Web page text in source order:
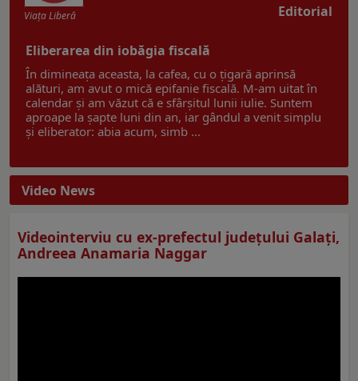
Editorial
Viaţa Liberă
Eliberarea din iobăgia fiscală
În dimineața aceasta, la cafea, cu o țigară aprinsă
alături, am avut o mică epifanie fiscală. M-am uitat în
calendar și am văzut că e sfârșitul lunii iulie. Suntem
aproape la șapte luni din an, iar gândul a venit simplu
și eliberator: abia acum, simb ...
Video News
Videointerviu cu ex-prefectul judeţului Galaţi,
Andreea Anamaria Naggar